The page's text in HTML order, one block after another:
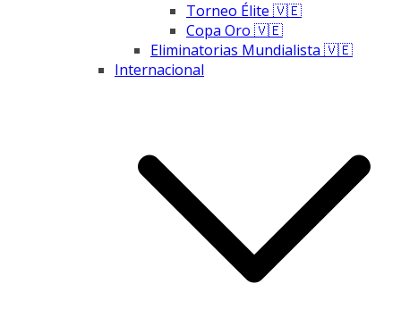
Torneo Élite 🇻🇪
Copa Oro 🇻🇪
Eliminatorias Mundialista 🇻🇪
Internacional